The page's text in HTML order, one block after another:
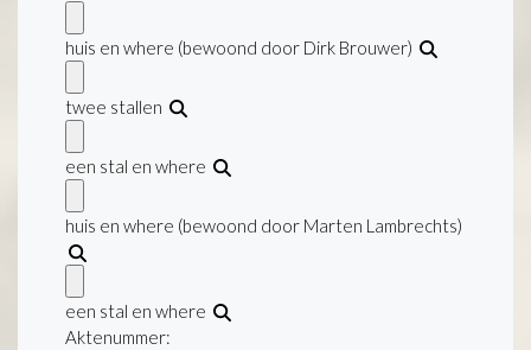
huis en where (bewoond door Dirk Brouwer)
twee stallen
een stal en where
huis en where (bewoond door Marten Lambrechts)
een stal en where
Aktenummer: